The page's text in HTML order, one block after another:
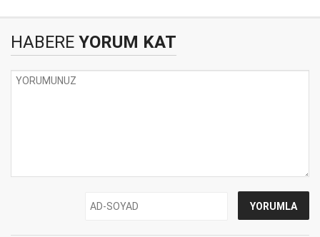
HABERE YORUM KAT